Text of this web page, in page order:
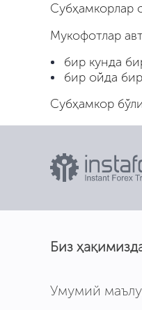
Субҳамкорлар
Мукофотлар
бир кунда
бир ойда
Субҳамкор
Биз
Умумий